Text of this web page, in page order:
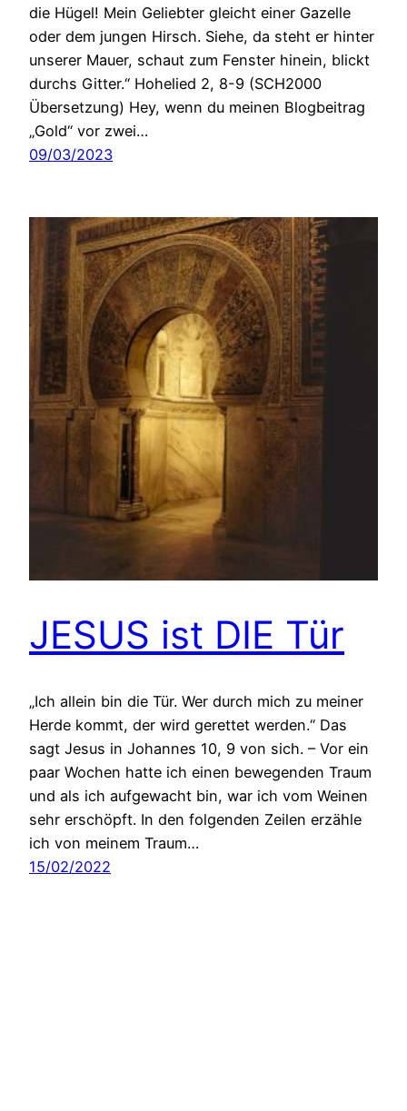
die Hügel! Mein Geliebter gleicht einer Gazelle
oder dem jungen Hirsch. Siehe, da steht er hinter
unserer Mauer, schaut zum Fenster hinein, blickt
durchs Gitter.“ Hohelied 2, 8-9 (SCH2000
Übersetzung) Hey, wenn du meinen Blogbeitrag
„Gold“ vor zwei…
09/03/2023
JESUS ist DIE Tür
„Ich allein bin die Tür. Wer durch mich zu meiner
Herde kommt, der wird gerettet werden.“ Das
sagt Jesus in Johannes 10, 9 von sich. – Vor ein
paar Wochen hatte ich einen bewegenden Traum
und als ich aufgewacht bin, war ich vom Weinen
sehr erschöpft. In den folgenden Zeilen erzähle
ich von meinem Traum…
15/02/2022